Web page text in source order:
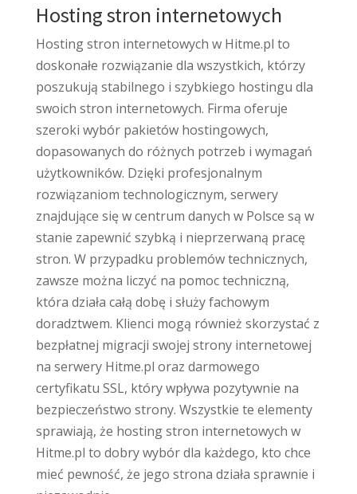
Hosting stron internetowych
Hosting stron internetowych w Hitme.pl to
doskonałe rozwiązanie dla wszystkich, którzy
poszukują stabilnego i szybkiego hostingu dla
swoich stron internetowych. Firma oferuje
szeroki wybór pakietów hostingowych,
dopasowanych do różnych potrzeb i wymagań
użytkowników. Dzięki profesjonalnym
rozwiązaniom technologicznym, serwery
znajdujące się w centrum danych w Polsce są w
stanie zapewnić szybką i nieprzerwaną pracę
stron. W przypadku problemów technicznych,
zawsze można liczyć na pomoc techniczną,
która działa całą dobę i służy fachowym
doradztwem. Klienci mogą również skorzystać z
bezpłatnej migracji swojej strony internetowej
na serwery Hitme.pl oraz darmowego
certyfikatu SSL, który wpływa pozytywnie na
bezpieczeństwo strony. Wszystkie te elementy
sprawiają, że hosting stron internetowych w
Hitme.pl to dobry wybór dla każdego, kto chce
mieć pewność, że jego strona działa sprawnie i